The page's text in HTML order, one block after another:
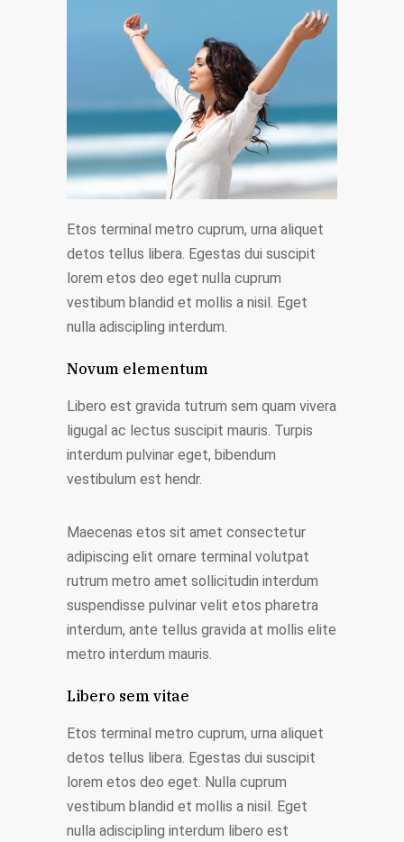
Etos terminal metro cuprum, urna aliquet
detos tellus libera. Egestas dui suscipit
lorem etos deo eget nulla cuprum
vestibum blandid et mollis a nisil. Eget
nulla adiscipling interdum.
Novum elementum
Libero est gravida tutrum sem quam vivera
ligugal ac lectus suscipit mauris. Turpis
interdum pulvinar eget, bibendum
vestibulum est hendr.
Maecenas etos sit amet consectetur
adipiscing elit ornare terminal volutpat
rutrum metro amet sollicitudin interdum
suspendisse pulvinar velit etos pharetra
interdum, ante tellus gravida at mollis elite
metro interdum mauris.
Libero sem vitae
Etos terminal metro cuprum, urna aliquet
detos tellus libera. Egestas dui suscipit
lorem etos deo eget. Nulla cuprum
vestibum blandid et mollis a nisil. Eget
nulla adiscipling interdum libero est